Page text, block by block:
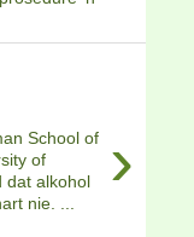
›
School of
of
dat alkohol
nie. ...